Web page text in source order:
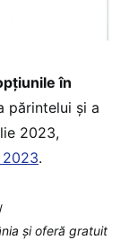
în
părintelui și a
2023,
.
şi oferă gratuit